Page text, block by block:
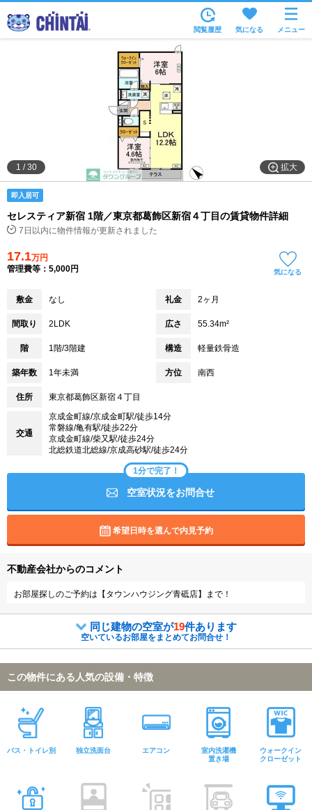
沿線・駅から
住所から
家賃相場から
通勤通学時間から
物件特集から
不動産会社から
閲覧履歴 気になる メニュー
拡大
1 /30
即入居可
セレスティア新宿 1階／東京都葛飾区新宿４丁目の賃貸物件詳細
7日以内に物件情報が更新されました
17.1万円
管理費等：5,000円
気になる
敷金 なし 礼金 2ヶ月
間取り 2LDK 広さ 55.34m²
階 1階/3階建 構造 軽量鉄骨造
築年数 1年未満 方位 南西
住所 東京都葛飾区新宿４丁目
交通
京成金町線/京成金町駅/徒歩14分
常磐線/亀有駅/徒歩22分
京成金町線/柴又駅/徒歩24分
北総鉄道北総線/京成高砂駅/徒歩24分
1分で完了！
空室状況をお問合せ
希望日時を選んで内見予約
不動産会社からのコメント
お部屋探しのご予約は【タウンハウジング青砥店】まで！
同じ建物の空室が19件あります
空いているお部屋をまとめてお問合せ！
この物件にある人気の設備・特徴
バス・トイレ別 独立洗面台 エアコン
室内洗濯機
置き場
ウォークイン
クローゼット